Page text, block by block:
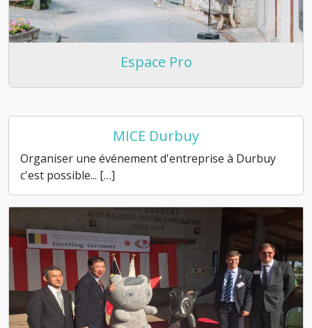
Espace Pro
MICE Durbuy
Organiser une événement d'entreprise à Durbuy
c'est possible... […]